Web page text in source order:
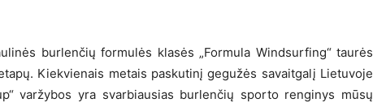
burlenčių formulės klasės „Formula Windsurfing“ taurės
Kiekvienais metais paskutinį gegužės savaitgalį Lietuvoje
varžybos yra svarbiausias burlenčių sporto renginys mūsų